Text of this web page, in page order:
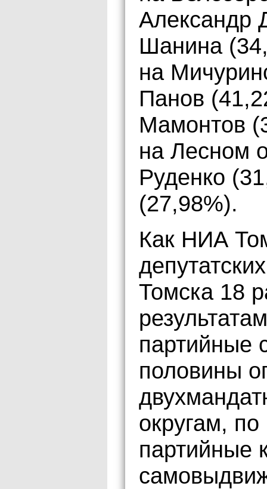
Александр
Шанина
на
Панов
Мамонтов
на Лесном
Руденко
(27,98%).
Как НИА
Томска 18
партийные
половины
округам,
партийные